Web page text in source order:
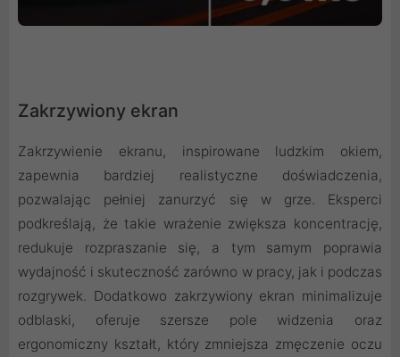
Zakrzywiony ekran
Zakrzywienie ekranu, inspirowane ludzkim okiem,
zapewnia bardziej realistyczne doświadczenia,
pozwalając pełniej zanurzyć się w grze. Eksperci
podkreślają, że takie wrażenie zwiększa koncentrację,
redukuje rozpraszanie się, a tym samym poprawia
wydajność i skuteczność zarówno w pracy, jak i podczas
rozgrywek. Dodatkowo zakrzywiony ekran minimalizuje
odblaski, oferuje szersze pole widzenia oraz
ergonomiczny kształt, który zmniejsza zmęczenie oczu